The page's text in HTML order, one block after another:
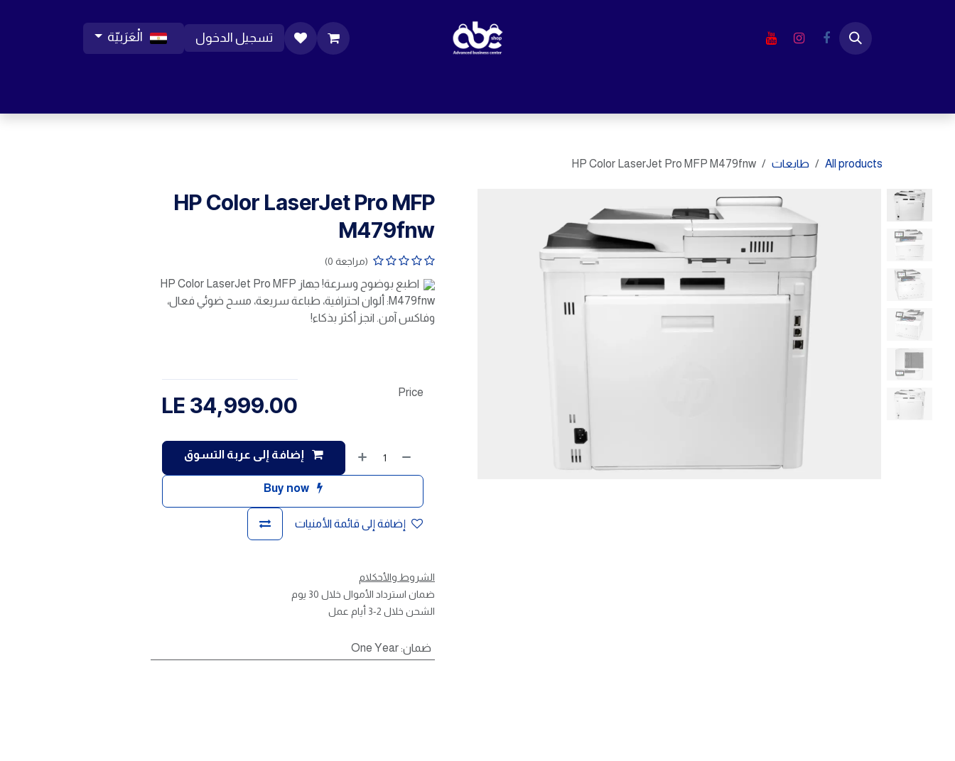
تسجيل الدخول الْعَرَبيّة
All products طابعات HP Color LaserJet Pro MFP M479fnw
HP Color LaserJet Pro MFP
M479fnw
(مراجعة 0)
اطبع بوضوح وسرعة! جهاز HP Color LaserJet Pro MFP
M479fnw: ألوان احترافية، طباعة سريعة، مسح ضوئي فعال،
وفاكس آمن. انجز أكثر بذكاء!
إضافة إلى عربة التسوق
Buy now
إضافة إلى قائمة الأمنيات
Price
34,999.00
الشروط والأحكلام
ضمان استرداد الأموال خلال 30 يوم
الشحن خلال 2-3 أيام عمل
ضمان:
One Year